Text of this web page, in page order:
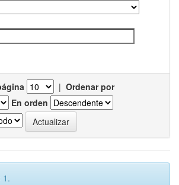
| Ordenar por
En orden
1.